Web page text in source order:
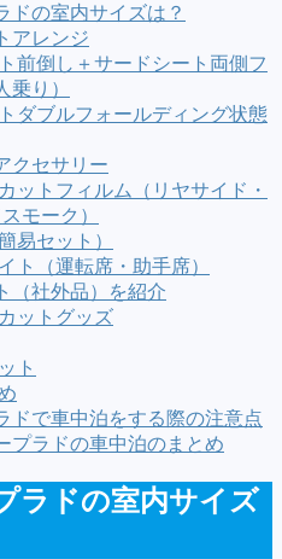
ドの室内サイズは？
アレンジ
前倒し＋サードシート両側フ
乗り）
ダブルフォールディング状態
クセサリー
ットフィルム（リヤサイド・
モーク）
易セット）
ト（運転席・助手席）
（社外品）を紹介
ットグッズ
ト
ドで車中泊をする際の注意点
プラドの車中泊のまとめ
ラドの室内サイズ